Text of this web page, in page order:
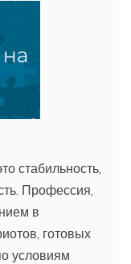
стабильность,
Профессия,
в
готовых
условиям